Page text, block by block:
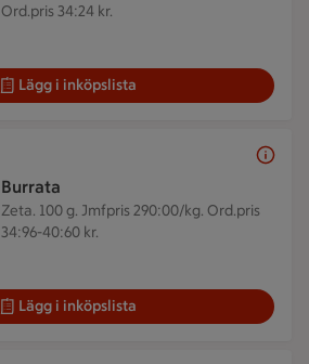
Ord.pris 34:24 kr.
Lägg i inköpslista
Burrata
Zeta. 100 g. Jmfpris 290:00/kg. Ord.pris
34:96-40:60 kr.
Lägg i inköpslista